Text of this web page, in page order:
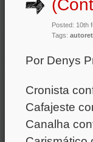
Posted: 10th
Tags:
Por Denys
Cronista
Cafajeste
Canalha